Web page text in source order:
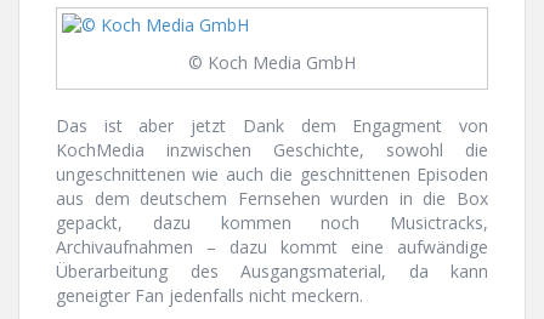
© Koch Media GmbH
Das ist aber jetzt Dank dem Engagment von
KochMedia inzwischen Geschichte, sowohl die
ungeschnittenen wie auch die geschnittenen Episoden
aus dem deutschem Fernsehen wurden in die Box
gepackt, dazu kommen noch Musictracks,
Archivaufnahmen – dazu kommt eine aufwändige
Überarbeitung des Ausgangsmaterial, da kann
geneigter Fan jedenfalls nicht meckern.